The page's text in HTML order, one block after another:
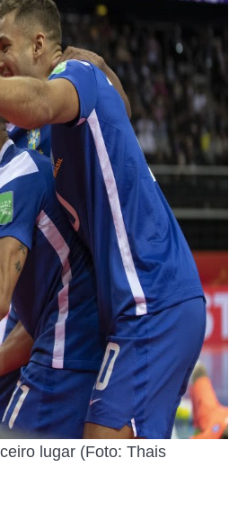
lugar (Foto: Thais